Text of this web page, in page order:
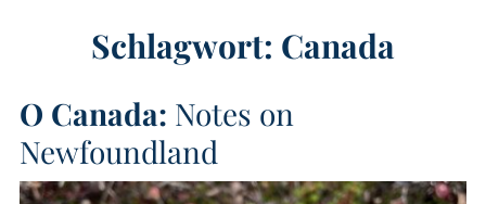
Schlagwort: Canada
O Canada: Notes on
Newfoundland